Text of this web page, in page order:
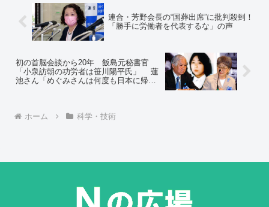
連合・芳野会長の“国葬出席”に批判殺到！
「勝手に労働者を代表するな」の声
初の首脳会談から20年 飯島元秘書官
「小泉訪朝の功労者は笹川陽平氏」 蓮
池さん「めぐみさんは何度も日本に帰り
ホーム 科学・技術